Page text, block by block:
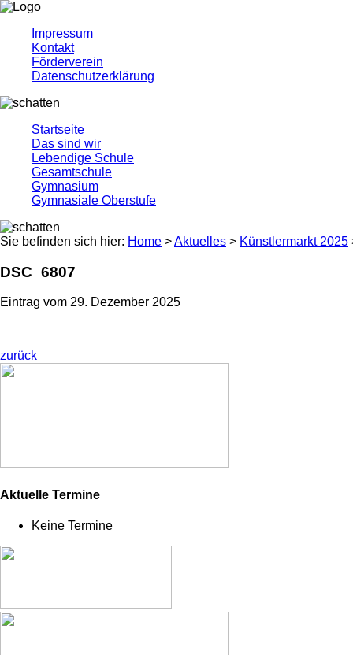
Impressum
Kontakt
Förderverein
Datenschutzerklärung
Startseite
Das sind wir
Lebendige Schule
Gesamtschule
Gymnasium
Gymnasiale Oberstufe
Sie befinden sich hier: Home >Aktuelles > Künstlermarkt 2025
DSC_6807
Eintrag vom 29. Dezember 2025
zurück
Aktuelle Termine
Keine Termine